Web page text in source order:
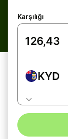
Karşılığı
KYD